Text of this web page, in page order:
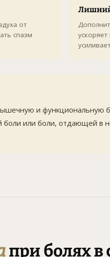
от
спазм
и функциональную
или боли, отдающей в
при болях в